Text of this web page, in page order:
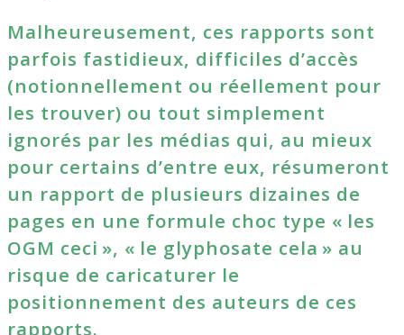
Malheureusement, ces rapports sont
parfois fastidieux, difficiles d’accès
(notionnellement ou réellement pour
les trouver) ou tout simplement
ignorés par les médias qui, au mieux
pour certains d’entre eux, résumeront
un rapport de plusieurs dizaines de
pages en une formule choc type « les
OGM ceci », « le glyphosate cela » au
risque de caricaturer le
positionnement des auteurs de ces
rapports.